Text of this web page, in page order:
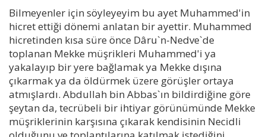
Bilmeyenler için söyleyeyim bu ayet Muhammed'in
hicret ettiği dönemi anlatan bir ayettir. Muhammed
hicretinden kısa süre önce Dâru`n-Nedve`de
toplanan Mekke müşrikleri Muhammed'i ya
yakalayıp bir yere bağlamak ya Mekke dışına
çıkarmak ya da öldürmek üzere görüşler ortaya
atmışlardı. Abdullah bin Abbas`ın bildirdiğine göre
şeytan da, tecrübeli bir ihtiyar görünümünde Mekke
müşriklerinin karşısına çıkarak kendisinin Necidli